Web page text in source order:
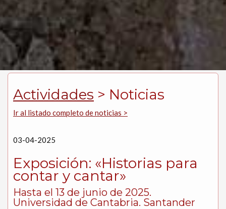
Actividades > Noticias
Ir al listado completo de noticias >
03-04-2025
Exposición: «Historias para
contar y cantar»
Hasta el 13 de junio de 2025.
Universidad de Cantabria. Santander